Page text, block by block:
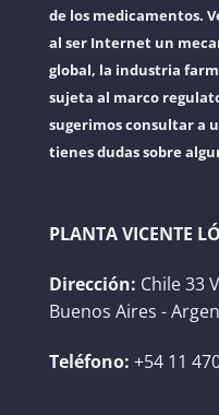
de los medicamentos.
al ser Internet un
global, la industria
sujeta al marco
sugerimos consultar a
tienes dudas sobre
PLANTA VICENTE
Dirección: Chile 33
Buenos Aires -
Teléfono: +54 11